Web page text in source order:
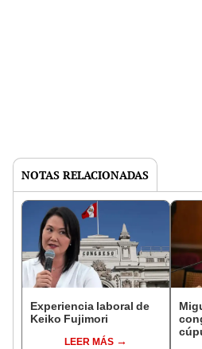
NOTAS RELACIONADAS
Experiencia laboral de
Keiko Fujimori
LEER MÁS